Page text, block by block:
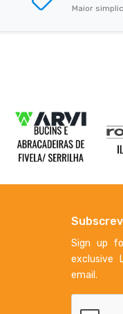
Maior
Sign up
exclusive
email.